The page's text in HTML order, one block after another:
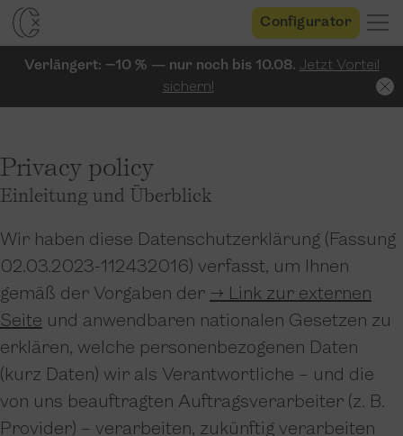
Configurator
Verlängert: −10 % — nur noch bis 10.08. Jetzt Vorteil
sichern!
Privacy policy
Einleitung und Überblick
Wir haben diese Datenschutzerklärung (Fassung
02.03.2023-112432016) verfasst, um Ihnen
gemäß der Vorgaben der → Link zur externen
Seite und anwendbaren nationalen Gesetzen zu
erklären, welche personenbezogenen Daten
(kurz Daten) wir als Verantwortliche – und die
von uns beauftragten Auftragsverarbeiter (z. B.
Provider) – verarbeiten, zukünftig verarbeiten